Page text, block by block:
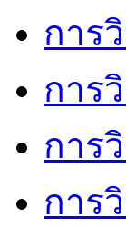
การ
การ
การ
การ